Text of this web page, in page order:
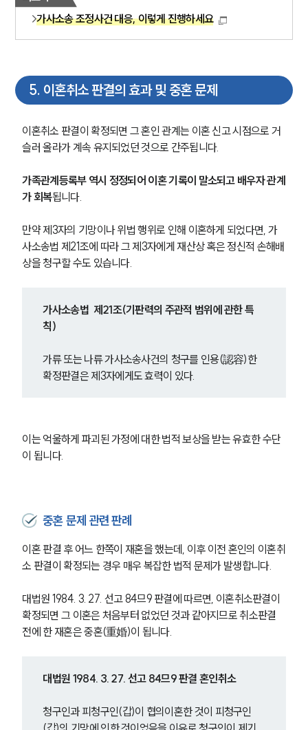
가사소송 조정사건 대응, 이렇게 진행하세요
5. 이혼취소 판결의 효과 및 중혼 문제
이혼취소 판결이 확정되면 그 혼인 관계는 이혼 신고 시점으로 거
슬러 올라가 계속 유지되었던 것으로 간주됩니다.
가족관계등록부 역시 정정되어 이혼 기록이 말소되고 배우자 관계
가 회복됩니다.
만약 제3자의 기망이나 위법 행위로 인해 이혼하게 되었다면, 가
사소송법 제21조에 따라 그 제3자에게 재산상 혹은 정신적 손해배
상을 청구할 수도 있습니다.
가사소송법  제21조(기판력의 주관적 범위에 관한 특
칙)
가류 또는 나류 가사소송사건의 청구를 인용(認容)한
확정판결은 제3자에게도 효력이 있다.
이는 억울하게 파괴된 가정에 대한 법적 보상을 받는 유효한 수단
이 됩니다.
중혼 문제 관련 판례
이혼 판결 후 어느 한쪽이 재혼을 했는데, 이후 이전 혼인의 이혼취
소 판결이 확정되는 경우 매우 복잡한 법적 문제가 발생합니다.
대법원 1984. 3. 27. 선고 84므9 판결에 따르면, 이혼취소판결이
확정되면 그 이혼은 처음부터 없었던 것과 같아지므로 취소판결
전에 한 재혼은 중혼(重婚)이 됩니다.
대법원 1984. 3. 27. 선고 84므9 판결 혼인취소
청구인과 피청구인(갑)이 협의이혼한 것이 피청구인